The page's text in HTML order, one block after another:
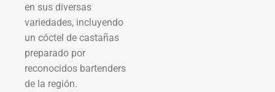
en sus diversas
variedades, incluyendo
un cóctel de castañas
preparado por
reconocidos bartenders
de la región.